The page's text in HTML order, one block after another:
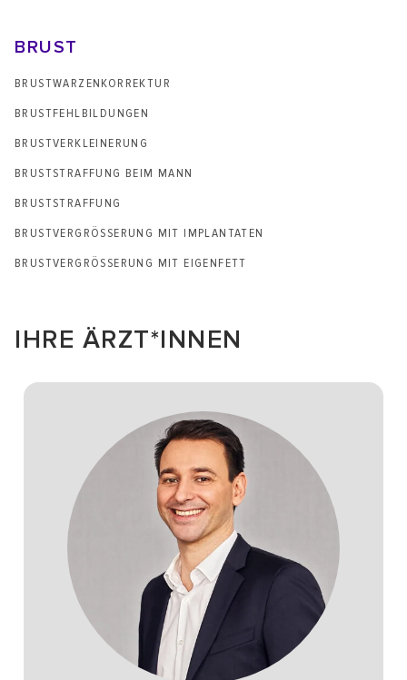
BRUST
BRUSTWARZEN­KORREKTUR
BRUSTFEHLBILDUNGEN
BRUSTVERKLEINERUNG
BRUSTSTRAFFUNG BEIM MANN
BRUSTSTRAFFUNG
BRUST­VERGRÖSSERUNG MIT IMPLANTATEN
BRUST­VERGRÖSSERUNG MIT EIGENFETT
IHRE ÄRZT*INNEN